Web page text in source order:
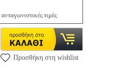
τιμές
Προσθήκη στη wishlist